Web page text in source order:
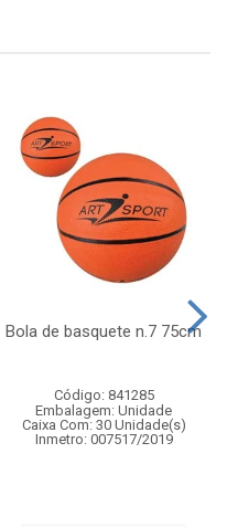
Bola de basquete n.7 75cm
Código: 841285
Embalagem: Unidade
Caixa Com: 30 Unidade(s)
Inmetro: 007517/2019